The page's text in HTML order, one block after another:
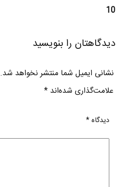
10
دیدگاهتان را بنویسید
نشانی ایمیل شما منتشر نخواهد شد.
علامت‌گذاری شده‌اند*
دیدگاه*